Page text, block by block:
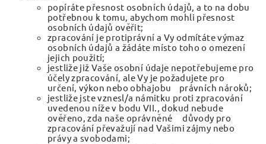
popíráte přesnost osobních údajů, a to na dobu
potřebnou k tomu, abychom mohli přesnost
osobních údajů ověřit;
zpracování je protiprávní a Vy odmítáte výmaz
osobních údajů a žádáte místo toho o omezení
jejich použití;
jestliže již Vaše osobní údaje nepotřebujeme pro
účely zpracování, ale Vy je požadujete pro
určení, výkon nebo obhajobu právních nároků;
jestliže jste vznesl/a námitku proti zpracování
uvedenou níže v bodu VII., dokud nebude
ověřeno, zda naše oprávněné důvody pro
zpracování převažují nad Vašimi zájmy nebo
právy a svobodami;